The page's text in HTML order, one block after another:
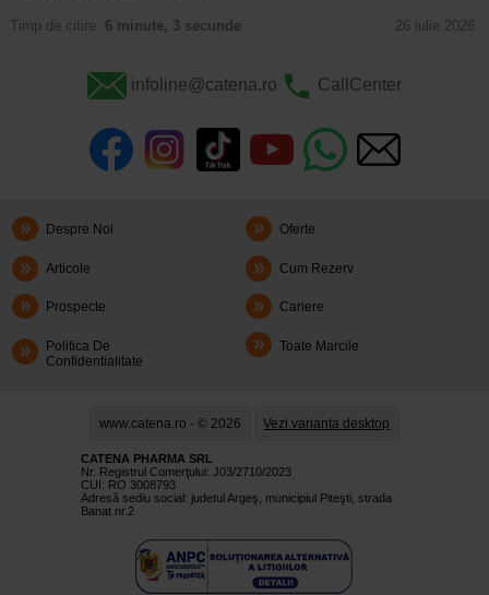
Timp de citire: 6 minute, 3 secunde 26 iulie 2026
infoline@catena.ro CallCenter
Despre Noi Oferte
Articole Cum Rezerv
Prospecte Cariere
Politica De
Confidentialitate
Toate Marcile
www.catena.ro - © 2026 Vezi varianta desktop
CATENA PHARMA SRL
Nr. Registrul Comerţului: J03/2710/2023
CUI: RO 3008793
Adresă sediu social: judetul Argeş, municipiul Piteşti, strada
Banat nr.2